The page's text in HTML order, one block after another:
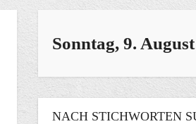
Sonntag, 9.
NACH STICHWORTEN